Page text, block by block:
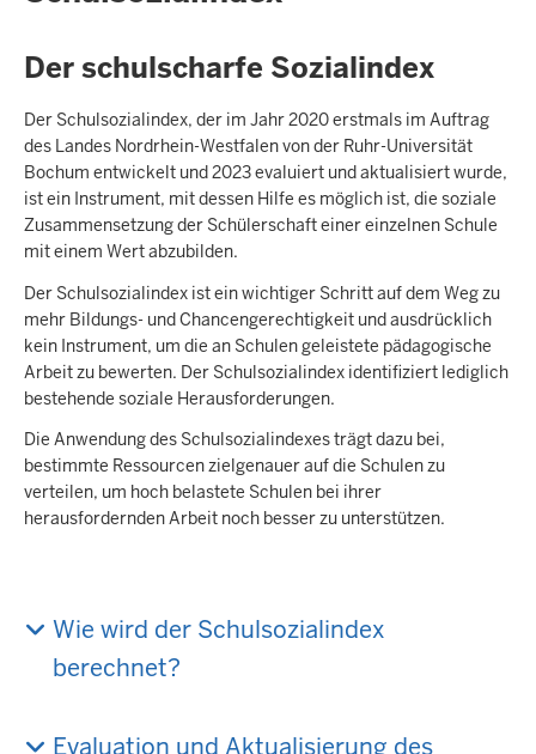
Der schulscharfe Sozialindex
Der Schulsozialindex, der im Jahr 2020 erstmals im Auftrag
des Landes Nordrhein-Westfalen von der Ruhr-Universität
Bochum entwickelt und 2023 evaluiert und aktualisiert wurde,
ist ein Instrument, mit dessen Hilfe es möglich ist, die soziale
Zusammensetzung der Schülerschaft einer einzelnen Schule
mit einem Wert abzubilden.
Der Schulsozialindex ist ein wichtiger Schritt auf dem Weg zu
mehr Bildungs- und Chancengerechtigkeit und ausdrücklich
kein Instrument, um die an Schulen geleistete pädagogische
Arbeit zu bewerten. Der Schulsozialindex identifiziert lediglich
bestehende soziale Herausforderungen.
Die Anwendung des Schulsozialindexes trägt dazu bei,
bestimmte Ressourcen zielgenauer auf die Schulen zu
verteilen, um hoch belastete Schulen bei ihrer
herausfordernden Arbeit noch besser zu unterstützen.
Wie wird der Schulsozialindex
berechnet?
Evaluation und Aktualisierung des